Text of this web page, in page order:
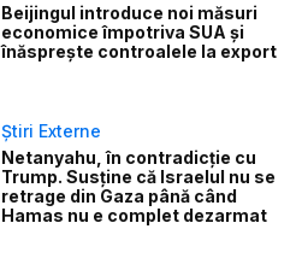
Beijingul introduce noi măsuri
economice împotriva SUA și
înăsprește controalele la export
Știri Externe
Netanyahu, în contradicție cu
Trump. Susține că Israelul nu se
retrage din Gaza până când
Hamas nu e complet dezarmat